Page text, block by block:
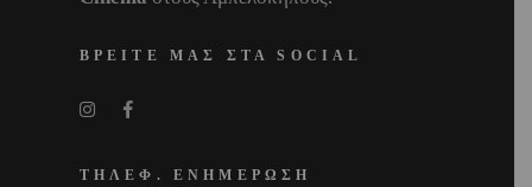
ΒΡΕΙΤΕ ΜΑΣ ΣΤΑ SOCIAL
ΤΗΛΕΦ. ΕΝΗΜΕΡΩΣΗ